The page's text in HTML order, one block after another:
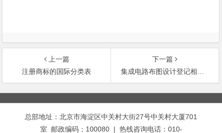
上一篇
注册商标的国际分类表
下一篇
集成电路布图设计登记相关表格下载
文
章
总部地址：北京市海淀区中关村大街27号中关村大厦701
室 邮政编码：100080 | 热线咨询电话：010-